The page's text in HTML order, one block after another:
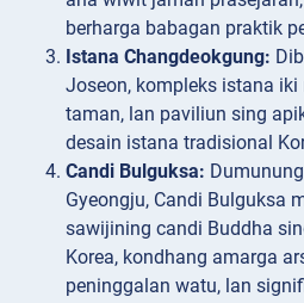
berharga babagan praktik
Istana Changdeokgung:
Joseon, kompleks istana
taman, lan paviliun sing
desain istana tradisional
Candi Bulguksa:
Gyeongju, Candi Bulguksa
sawijining candi Buddha
Korea, kondhang amarga
peninggalan watu, lan